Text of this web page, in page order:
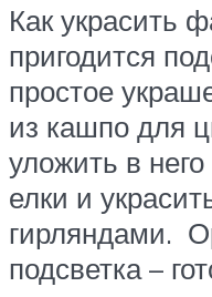
Как украсить
пригодится
простое
из кашпо для
уложить в
елки и
гирляндами.
подсветка –